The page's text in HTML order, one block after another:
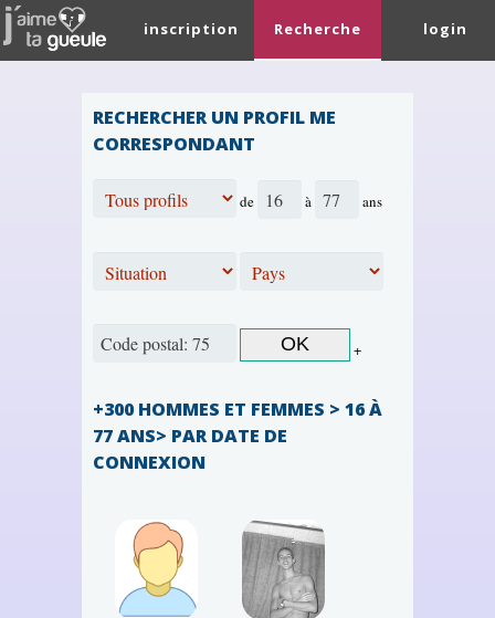
inscription Recherche login
RECHERCHER UN PROFIL ME
CORRESPONDANT
de à ans
+
+300 HOMMES ET FEMMES > 16 À
77 ANS> PAR DATE DE
CONNEXION